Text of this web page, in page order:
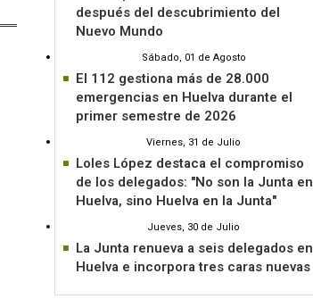
después del descubrimiento del
Nuevo Mundo
Sábado, 01 de Agosto
El 112 gestiona más de 28.000
emergencias en Huelva durante el
primer semestre de 2026
Viernes, 31 de Julio
Loles López destaca el compromiso
de los delegados: "No son la Junta en
Huelva, sino Huelva en la Junta"
Jueves, 30 de Julio
La Junta renueva a seis delegados en
Huelva e incorpora tres caras nuevas